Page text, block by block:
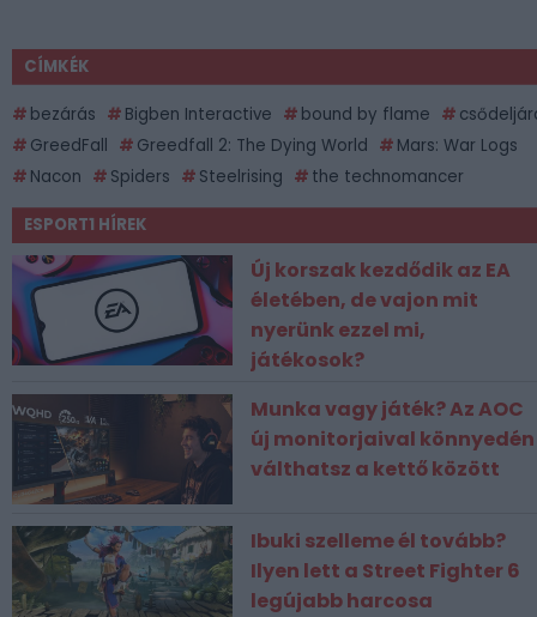
CÍMKÉK
bezárás Bigben Interactive bound by flame
GreedFall
Greedfall 2: The Dying World
Mars: War Logs
Nacon
Spiders Steelrising the technomancer
ESPORT1 HÍREK
Új korszak kezdődik az EA
életében, de vajon mit
nyerünk ezzel mi,
játékosok?
Munka vagy játék? Az AOC
új monitorjaival könnyedén
válthatsz a kettő között
Ibuki szelleme él tovább?
Ilyen lett a Street Fighter 6
legújabb harcosa